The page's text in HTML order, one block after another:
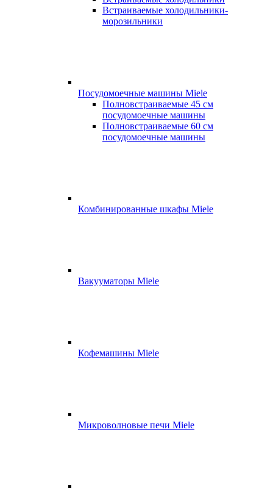
Встраиваемые холодильники-
морозильники
Посудомоечные машины Miele
Полновстраиваемые 45 см
посудомоечные машины
Полновстраиваемые 60 см
посудомоечные машины
Комбинированные шкафы Miele
Вакууматоры Miele
Кофемашины Miele
Микроволновые печи Miele